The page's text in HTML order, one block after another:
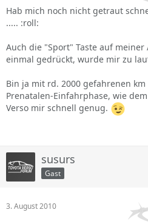
Hab mich noch nicht getraut
..... :roll:
Auch die "Sport" Taste auf
einmal gedrückt, wurde mir zu
Bin ja mit rd. 2000 gefahrenen
Prenatalen-Einfahrphase, wie
Verso mir schnell genug.
susurs
Gast
3. August 2010